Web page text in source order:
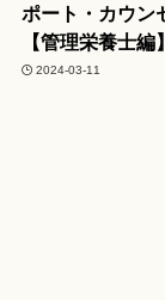
ポート・カウン
【管理栄養士編】
2024-03-11